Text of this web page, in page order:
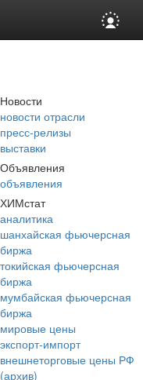
Новости
новости отрасли
пресс-релизы
выставки
Объявления
объявления
ХИМстат
аналитика
шанхайская фьючерсная
биржа
токийская фьючерсная
биржа
мумбайская фьючерсная
биржа
мировые цены
экспорт-импорт
внешнеторговые цены РФ
(архив)